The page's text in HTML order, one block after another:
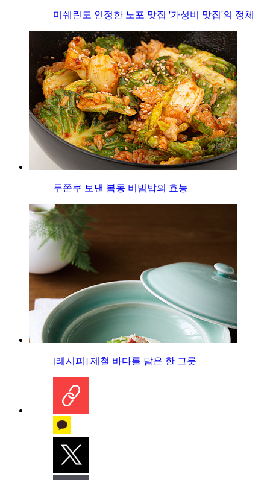
미쉐린도 인정한 노포 맛집 '가성비 맛집'의 정체
두쫀쿠 보낸 봄동 비빔밥의 효능
[레시피] 제철 바다를 담은 한 그릇